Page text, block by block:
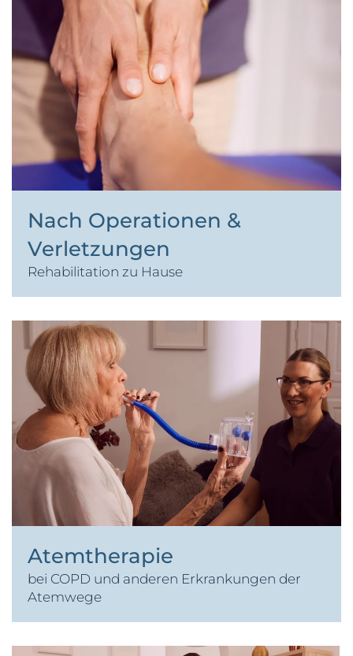
Nach Operationen &
Verletzungen
Rehabilitation zu Hause
Atemtherapie
bei COPD und anderen Erkrankungen der
Atemwege